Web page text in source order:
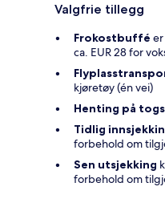
Valgfrie tillegg
Frokostbuffé
ca. EUR 28 for
kjøretøy (én vei)
Henting på
Tidlig
forbehold om
Sen utsjekking
forbehold om